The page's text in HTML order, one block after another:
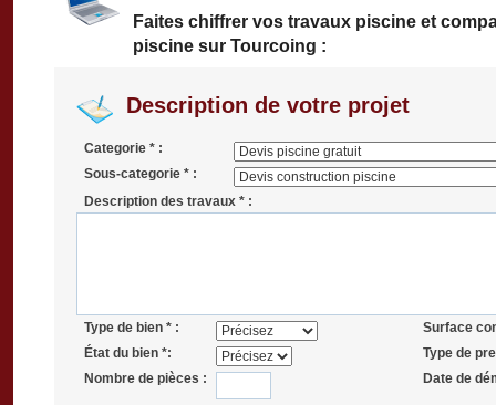
Faites chiffrer vos travaux piscine et
piscine sur Tourcoing :
Description de votre projet
Categorie * :
Sous-categorie * :
Description des travaux * :
Type de bien * :
Surface
État du bien *:
Type de
Nombre de pièces :
Date de